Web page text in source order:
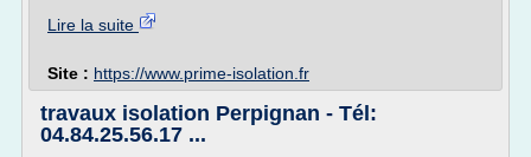
Lire la suite
Site : https://www.prime-isolation.fr
travaux isolation Perpignan - Tél:
04.84.25.56.17 ...